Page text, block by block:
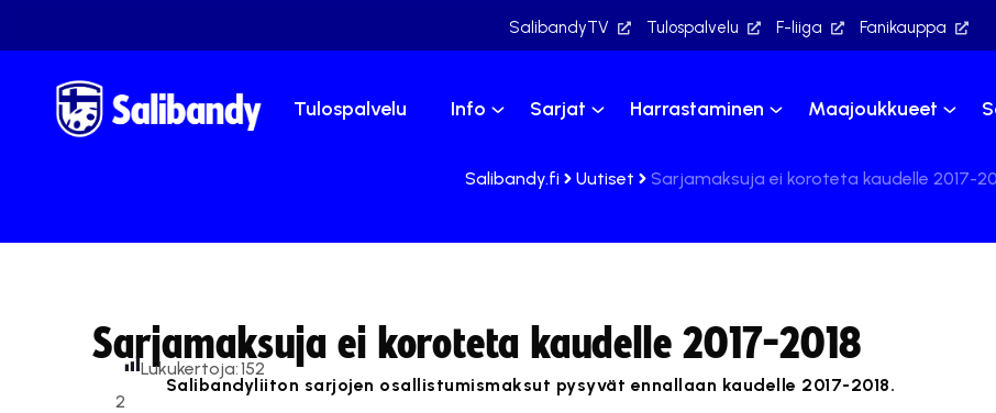
SalibandyTV Tulospalvelu F-liiga Fanikauppa
Tulospalvelu Info Sarjat Harrastaminen Maajoukkueet
Salibandy.fi Uutiset Sarjamaksuja ei koroteta kaudelle 2017-
Sarjamaksuja ei koroteta kaudelle 2017-2018
2
Lukukertoja:152
Salibandyliiton sarjojen osallistumismaksut pysyvät ennallaan kaudelle 2017-2018.